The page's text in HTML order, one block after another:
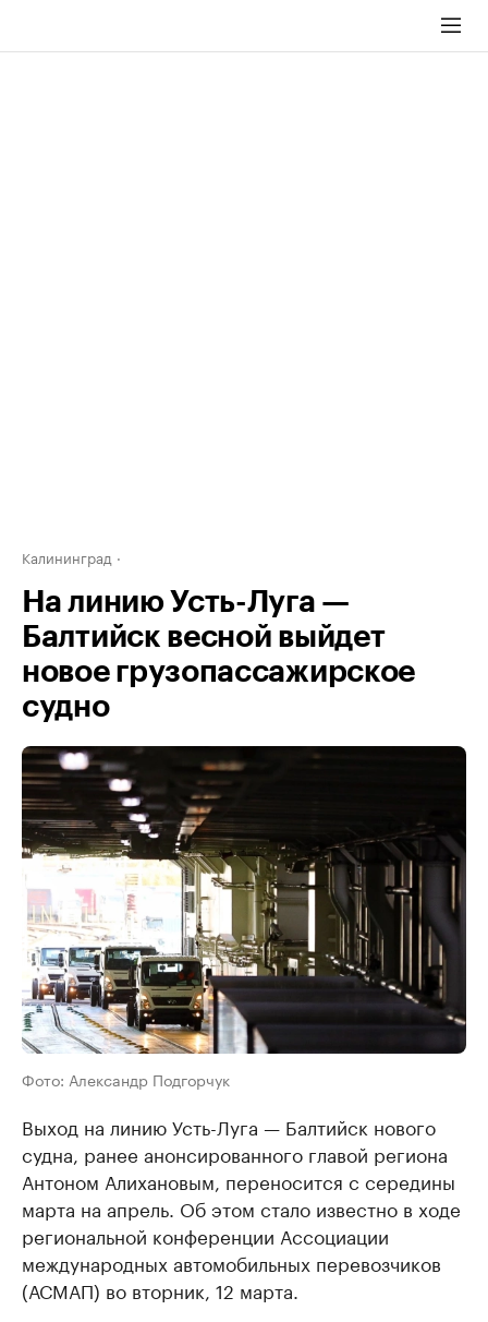
Калининград
На линию Усть-Луга —
Балтийск весной выйдет
новое грузопассажирское
судно
Фото: Александр Подгорчук
Выход на линию Усть-Луга — Балтийск нового
судна, ранее анонсированного главой региона
Антоном Алихановым, переносится с середины
марта на апрель. Об этом стало известно в ходе
региональной конференции Ассоциации
международных автомобильных перевозчиков
(АСМАП) во вторник, 12 марта.